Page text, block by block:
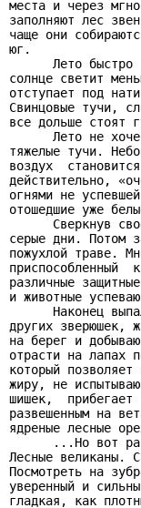
места и через
заполняют лес
чаще они
юг.
Лето быстро
солнце светит
отступает под
Свинцовые тучи,
все дольше стоят
Лето не
тяжелые тучи.
воздух
действительно,
огнями не
отошедшие уже
Сверкнув
серые дни. Потом
пожухлой траве.
приспособленный
различные
и животные
Наконец
других зверюшек,
на берег и
отрасти на лапах
который
жиру, не
шишек,
развешенным на
ядреные лесные
...Но вот
Лесные
Посмотреть на
уверенный и
гладкая, как